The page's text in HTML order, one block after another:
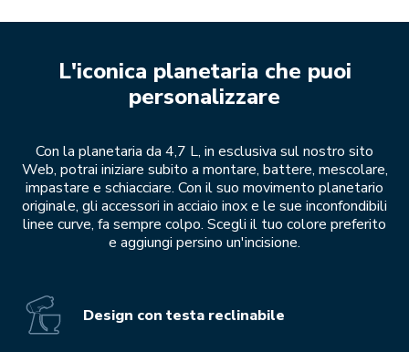
L'iconica planetaria che puoi
personalizzare
Con la planetaria da 4,7 L, in esclusiva sul nostro sito
Web, potrai iniziare subito a montare, battere, mescolare,
impastare e schiacciare. Con il suo movimento planetario
originale, gli accessori in acciaio inox e le sue inconfondibili
linee curve, fa sempre colpo. Scegli il tuo colore preferito
e aggiungi persino un'incisione.
Design con testa reclinabile